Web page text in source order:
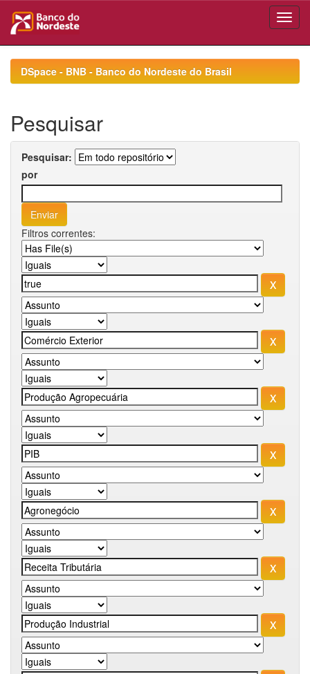
navigationDSpace - BNB - Banco do Nordeste do Brasil
Pesquisar
Pesquisar:
por
Filtros correntes: